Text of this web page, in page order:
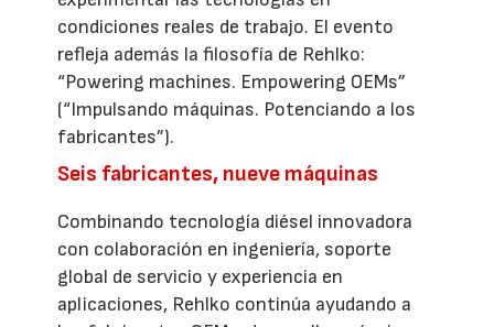
condiciones reales de trabajo. El evento
refleja además la filosofía de Rehlko:
“Powering machines. Empowering OEMs”
(“Impulsando máquinas. Potenciando a los
fabricantes”).
Seis fabricantes, nueve máquinas
Combinando tecnología diésel innovadora
con colaboración en ingeniería, soporte
global de servicio y experiencia en
aplicaciones, Rehlko continúa ayudando a